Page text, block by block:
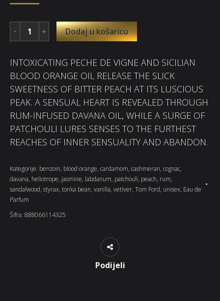
Dodaj u košaricu
INTOXICATING PECHE DE VIGNE AND SICILIAN
BLOOD ORANGE OIL RELEASE THE SLICK
SWEETNESS OF BITTER PEACH AT ITS LUSCIOUS
PEAK. A SENSUAL HEART IS REVEALED THROUGH
RUM-INFUSED DAVANA OIL, WHILE A SURGE OF
PATCHOULI LURES SENSES TO THE FURTHEST
REACHES OF INNER SENSUALITY AND ABANDON.
Kategorije: benzoin, blood orange, cardamom, cashmeran, cognac,
davana, heliotrope, jasmine, labdanum, patchouli, peach, rum,
sandalwood, styrax, tonka bean, vanilla, vetiver, Tom Ford, unisex, Eau de
Parfum
Šifra: 888066114325
Podijeli